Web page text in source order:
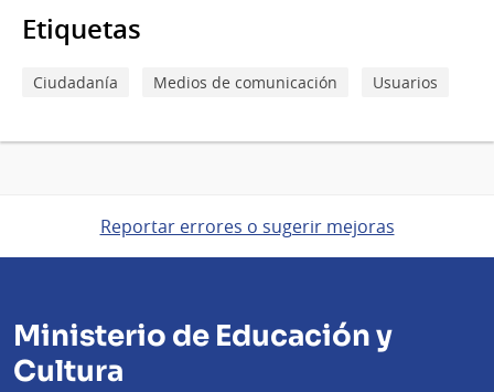
Etiquetas
Ciudadanía Medios de comunicación Usuarios
Reportar errores o sugerir mejoras
Ministerio de Educación y
Cultura